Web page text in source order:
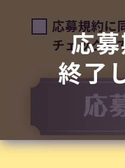
賞品
えらべる
抽選で1000名様
※事前の通知なく
様・デザインに変
ございます。予め
応
終了
応募規約に
チェックし